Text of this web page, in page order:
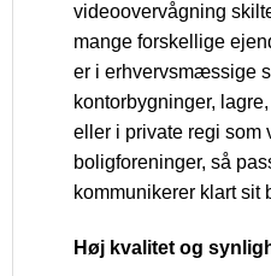
videoovervågning
mange forskellige
er i erhvervsmæssige
kontorbygninger,
eller i private regi som
boligforeninger, så
kommunikerer klart sit
Høj kvalitet og